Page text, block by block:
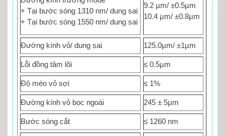
+ Tại bước sóng 1310 nm/ dung sai
+ Tại bước sóng 1550 nm/ dung sai
9.2 µm/ ±0.5µm
10.4 µm/ ±0.8µm
Đường kính vỏ/ dung sai 125.0µm/ ±1µm
Lỗi đồng tâm lõi ≤ 0.5µm
Độ méo vỏ sợi ≤ 1%
Đường kính vỏ bọc ngoài 245 ± 5µm
Bước sóng cắt ≤ 1260 nm